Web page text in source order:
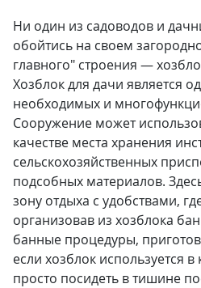
Ни один из садоводов и
обойтись на своем
главного" строения —
Хозблок для дачи является
необходимых и
Сооружение может
качестве места хранения
сельскохозяйственных
подсобных материалов.
зону отдыха с удобствами,
организовав из хозблока
банные процедуры,
если хозблок используется в
просто посидеть в тишине